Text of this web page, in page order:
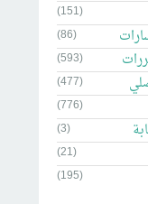
(151)
(86)
(593)
(477)
(776)
(3)
(21)
(195)